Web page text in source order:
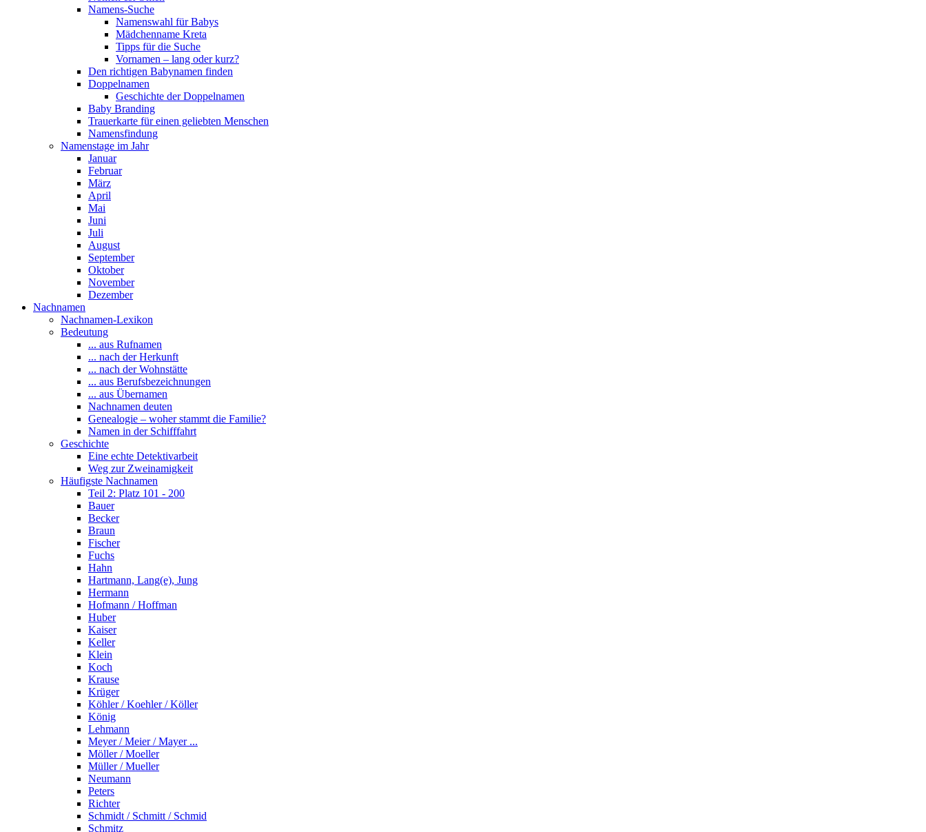
Namens-Suche
Namenswahl für Babys
Mädchenname Kreta
Tipps für die Suche
Vornamen – lang oder kurz?
Den richtigen Babynamen finden
Doppelnamen
Geschichte der Doppelnamen
Baby Branding
Trauerkarte für einen geliebten Menschen
Namensfindung
Namenstage im Jahr
Januar
Februar
März
April
Mai
Juni
Juli
August
September
Oktober
November
Dezember
Nachnamen
Nachnamen-Lexikon
Bedeutung
... aus Rufnamen
... nach der Herkunft
... nach der Wohnstätte
... aus Berufsbezeichnungen
... aus Übernamen
Nachnamen deuten
Genealogie – woher stammt die Familie?
Namen in der Schifffahrt
Geschichte
Eine echte Detektivarbeit
Weg zur Zweinamigkeit
Häufigste Nachnamen
Teil 2: Platz 101 - 200
Bauer
Becker
Braun
Fischer
Fuchs
Hahn
Hartmann, Lang(e), Jung
Hermann
Hofmann / Hoffman
Huber
Kaiser
Keller
Klein
Koch
Krause
Krüger
Köhler / Koehler / Köller
König
Lehmann
Meyer / Meier / Mayer ...
Möller / Moeller
Müller / Mueller
Neumann
Peters
Richter
Schmidt / Schmitt / Schmid
Schmitz